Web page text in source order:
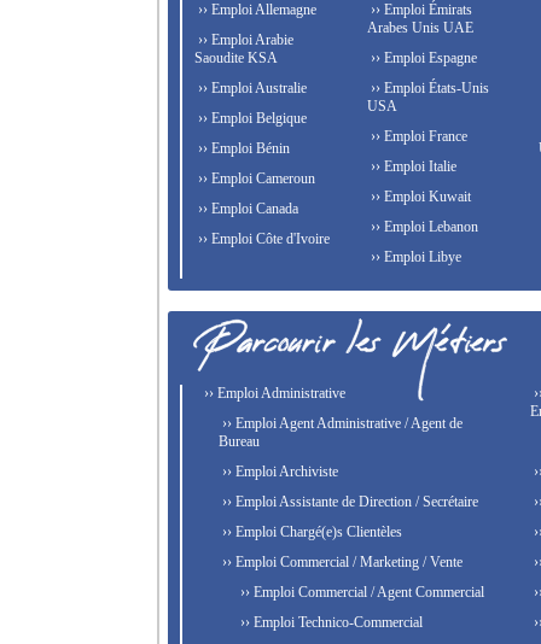
›› Emploi Allemagne
›› Emploi Arabie
Saoudite KSA
›› Emploi Australie
›› Emploi Belgique
›› Emploi Bénin
›› Emploi Cameroun
›› Emploi Canada
›› Emploi Côte d'Ivoire
›› Emploi Émirats
Arabes Unis UAE
›› Emploi Espagne
›› Emploi États-Unis
USA
›› Emploi France
›› Emploi Italie
›› Emploi Kuwait
›› Emploi Lebanon
›› Emploi Libye
›› Emploi Administrative
›› Emploi Agent Administrative / Agent de
Bureau
›› Emploi Archiviste
›› Emploi Assistante de Direction / Secrétaire
›› Emploi Chargé(e)s Clientèles
›› Emploi Commercial / Marketing / Vente
›› Emploi Commercial / Agent Commercial
›› Emploi Technico-Commercial